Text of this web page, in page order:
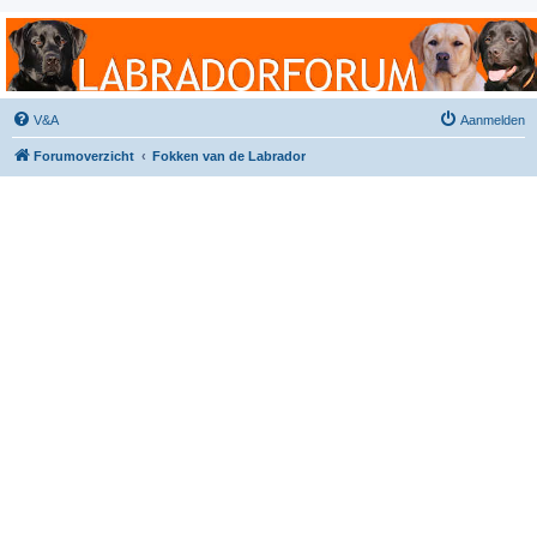
Labradorforum
Het gezelligste Labradorforum van Nederland en België!
V&A Aanmelden
Forumoverzicht Fokken van de Labrador